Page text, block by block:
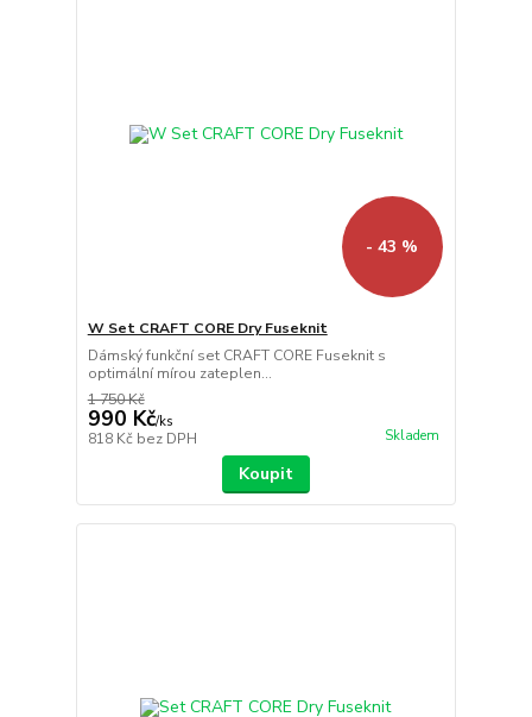
- 43 %
W Set CRAFT CORE Dry Fuseknit
Dámský funkční set CRAFT CORE Fuseknit s
optimální mírou zateplen...
1 750 Kč
990 Kč/ks
818 Kč bez DPH Skladem
Koupit